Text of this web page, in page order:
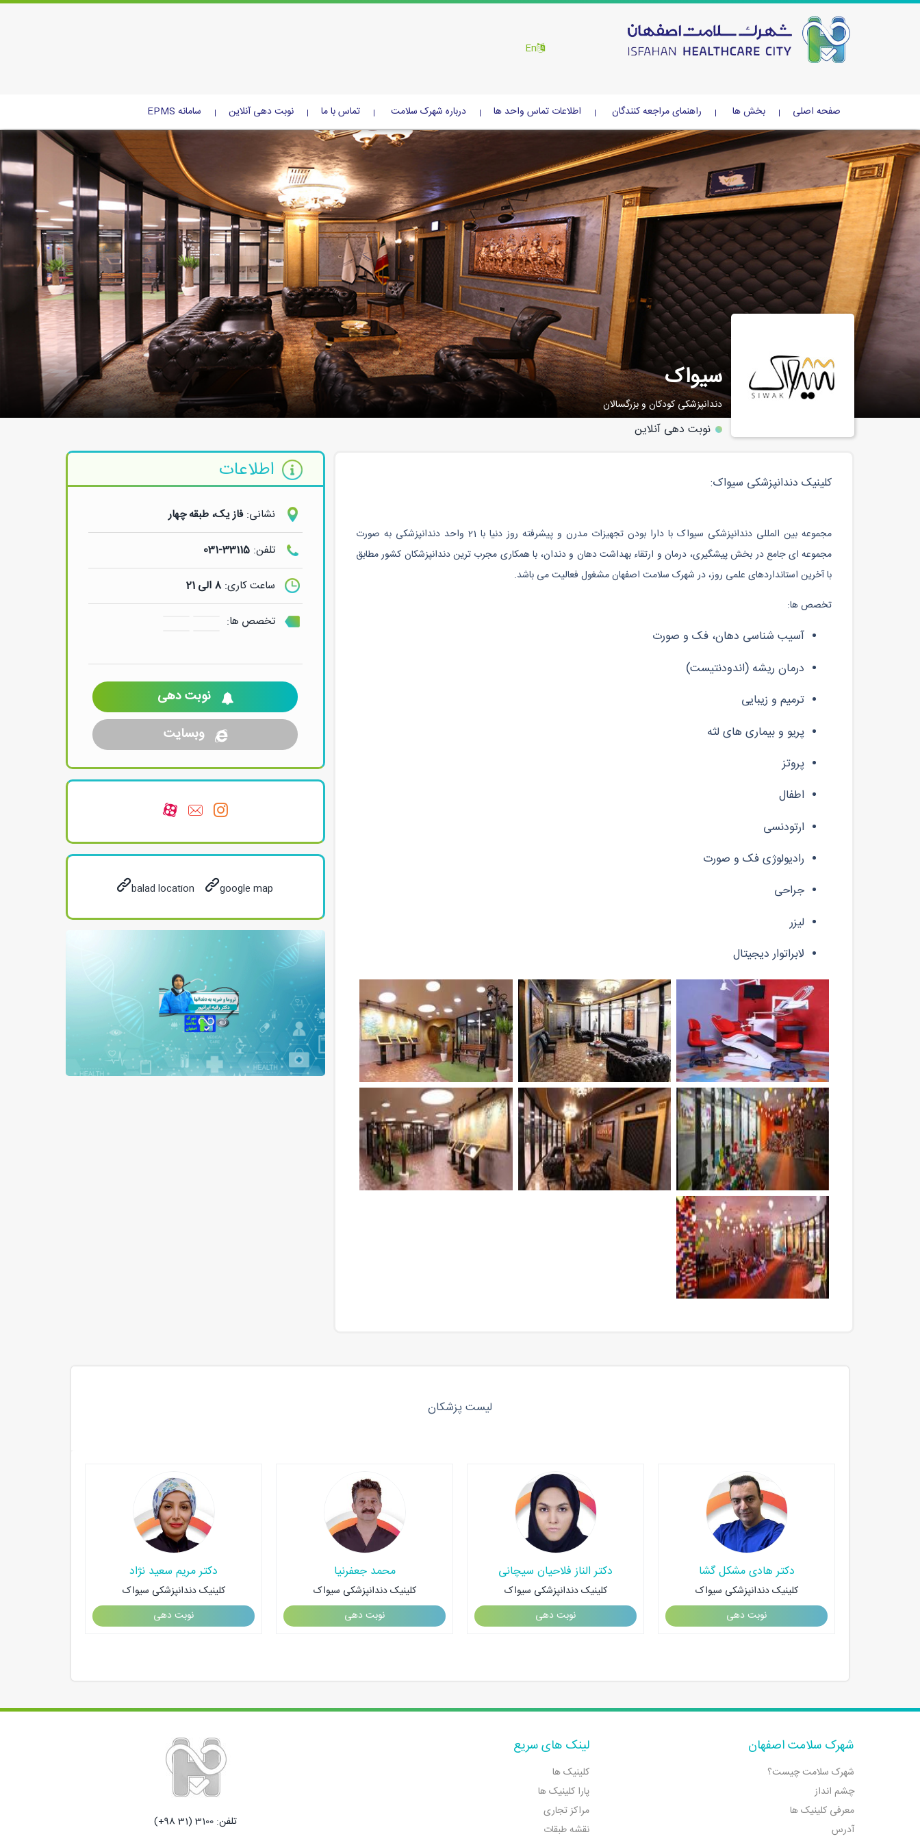
En
صفحه اصلی بخش ها راهنمای مراجعه کنندگان اطلاعات تماس واحد ها درباره شهرک سلامت تماس با ما نوبت دهی آنلاین سامانه EPMS
سیواک
دندانپزشکی کودکان و بزرگسالان
نوبت دهی آنلاین
کلینیک دندانپزشکی سیواک:
مجموعه بین المللی دندانپزشکی سیواک با دارا بودن تجهیزات مدرن و پیشرفته روز دنیا با 21 واحد دندانپزشکی به صورت
مجموعه ای جامع در بخش پیشگیری، درمان و ارتقاء بهداشت دهان و دندان، با همکاری مجرب ترین دندانپزشکان کشور مطابق
با آخرین استانداردهای علمی روز، در شهرک سلامت اصفهان مشغول فعالیت می باشد.
تخصص ها:
آسیب شناسی دهان، فک و صورت
درمان ریشه (اندودنتیست)
ترمیم و زیبایی
پریو و بیماری های لثه
پروتز
اطفال
ارتودنسی
رادیولوژی فک و صورت
جراحی
لیزر
لابراتوار دیجیتال
اطلاعات
نشانی: فاز یک، طبقه چهار
تلفن: 33115-031
ساعت کاری: 8 الی 21
تخصص ها:
نوبت دهی
وبسایت
google map
balad location
لیست پزشکان
دکتر مریم سعید نژاد
کلینیک دندانپزشکی سیواک
نوبت دهی
محمد جعفرنیا
کلینیک دندانپزشکی سیواک
نوبت دهی
دکتر الناز فلاحیان سیچانی
کلینیک دندانپزشکی سیواک
نوبت دهی
دکتر هادی مشکل گشا
کلینیک دندانپزشکی سیواک
نوبت دهی
شهرک سلامت اصفهان
شهرک سلامت چیست؟
چشم انداز
معرفی کلینیک ها
آدرس
لینک های سریع
کلینیک ها
پارا کلینیک ها
مراکز تجاری
نقشه طبقات
تلفن: 3100 (31 98+)